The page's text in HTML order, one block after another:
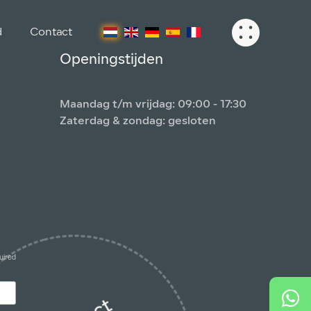
Contact
Openingstijden
Maandag t/m vrijdag: 09:00 - 17:30
Zaterdag & zondag: gesloten